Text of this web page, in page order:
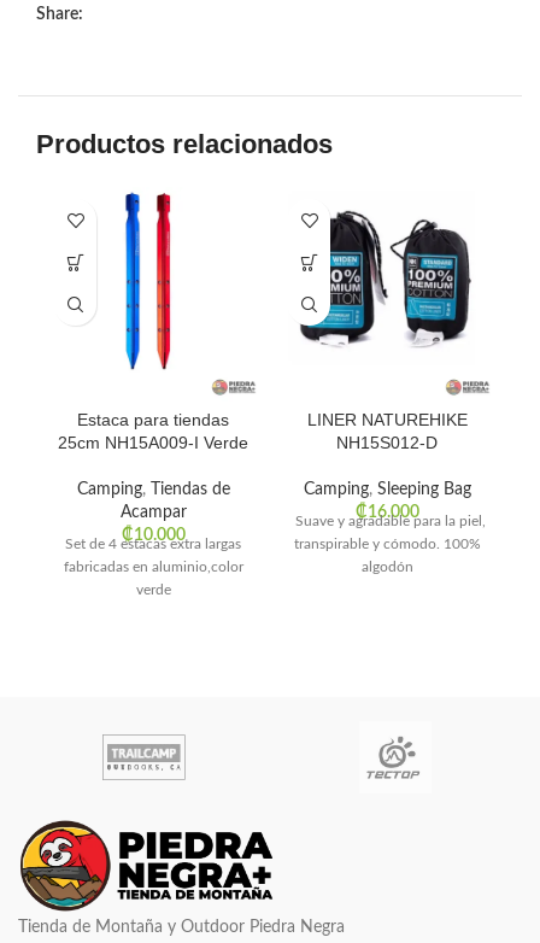
Share:
Productos relacionados
Estaca para tiendas
25cm NH15A009-I Verde
Camping,
Tiendas de
Acampar
₡10.000
Set de 4 estacas extra largas
fabricadas en aluminio,color
verde
LINER NATUREHIKE
NH15S012-D
Camping, Sleeping Bag
₡16.000
Suave y agradable para la piel,
transpirable y cómodo. 100%
algodón
Tienda de Montaña y Outdoor Piedra Negra